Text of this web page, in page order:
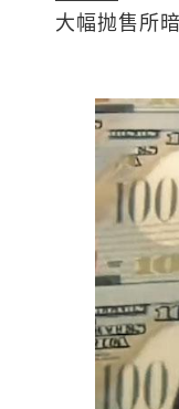
大幅抛售所